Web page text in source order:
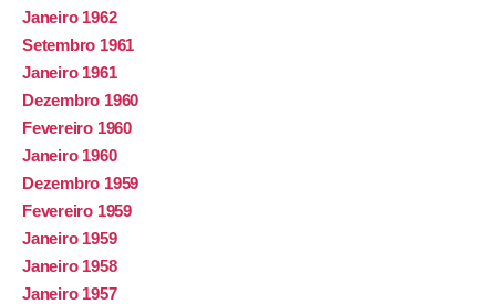
Janeiro 1962
Setembro 1961
Janeiro 1961
Dezembro 1960
Fevereiro 1960
Janeiro 1960
Dezembro 1959
Fevereiro 1959
Janeiro 1959
Janeiro 1958
Janeiro 1957